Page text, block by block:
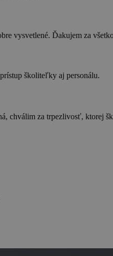
vysvetlené. Ďakujem za
školiteľky aj personálu.
chválim za trpezlivosť, ktorej